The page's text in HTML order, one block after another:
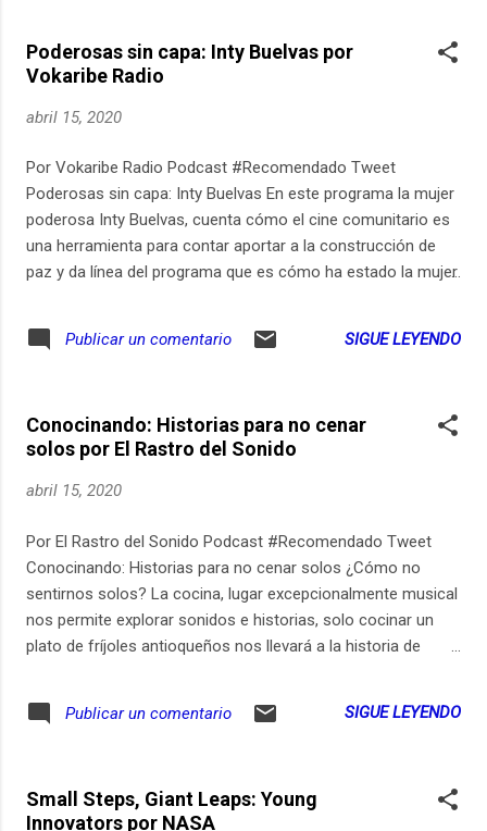
témoignages et leurs analyses ne sont pas représentatives
de l'ensemble des personnes trans ou des théories
transféministes, mais elles permettent de nous interroger :
s'apporter mutuellement ? qu'est-ce que les parcours trans
racontent de notre rapport au genre, à la masculinité, à la
féminité, à la binarité ? Les personnes que vous entendez
dans ce...
Poderosas sin capa: Inty Buelvas por
Vokaribe Radio
abril 15, 2020
Por Vokaribe Radio Podcast #Recomendado Tweet
Poderosas sin capa: Inty Buelvas En este programa la mujer
poderosa Inty Buelvas, cuenta cómo el cine comunitario es
una herramienta para contar aportar a la construcción de
paz y da línea del programa que es cómo ha estado la mujer
en Colombia. Realizadoras: Maria Sirex Consuegra, Valeria
Nickel y Diana Casalins. Control Master: Laura Senior.
"Franja de Radio Ciudadanas" del Ministerio de Cultura.
Publicar un comentario SIGUE LEYENDO
Conocinando: Historias para no cenar
solos por El Rastro del Sonido
abril 15, 2020
Por El Rastro del Sonido Podcast #Recomendado Tweet
Conocinando: Historias para no cenar solos ¿Cómo no
sentirnos solos? La cocina, lugar excepcionalmente musical
nos permite explorar sonidos e historias, solo cocinar un
plato de fríjoles antioqueños nos llevará a la historia de
limentarnos con los demás... ahora desde el encierro una
abandonar a los nuestros.
Publicar un comentario SIGUE LEYENDO
Small Steps, Giant Leaps: Young
Innovators por NASA